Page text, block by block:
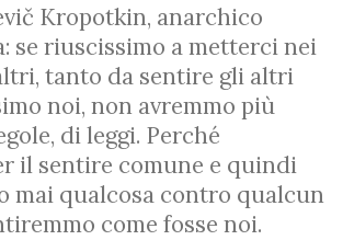
Kropotkin, anarchico
se riuscissimo a metterci nei
tanto da sentire gli altri
noi, non avremmo più
di leggi. Perché
il sentire comune e quindi
mai qualcosa contro qualcun
come fosse noi.